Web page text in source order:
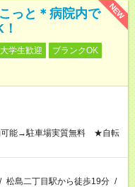
NEW
っと＊病院内で
大学生歓迎
ブランクOK
能→駐車場実質無料 ★自転
/ 松島二丁目駅から徒歩19分 /